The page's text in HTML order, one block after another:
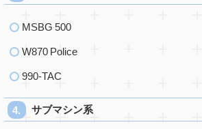
MSBG 500
W870 Police
990‑TAC
サブマシン系